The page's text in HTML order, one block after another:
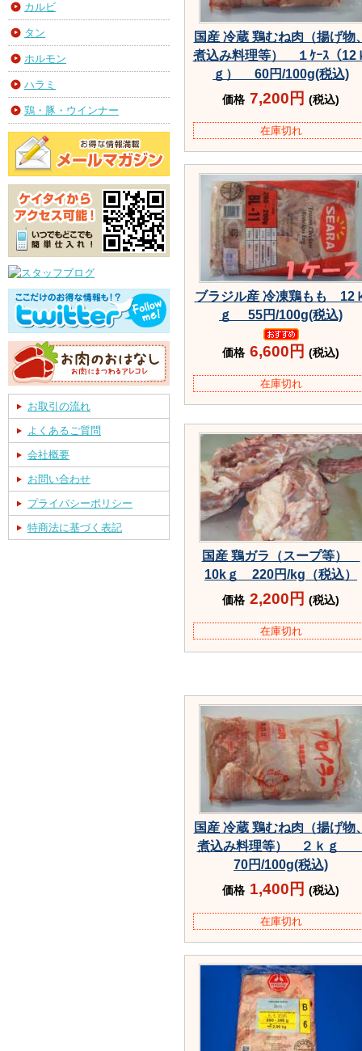
カルビ
タン
ホルモン
ハラミ
鶏・豚・ウインナー
お取引の流れ
よくあるご質問
会社概要
お問い合わせ
プライバシーポリシー
特商法に基づく表記
国産 冷蔵 鶏むね肉（揚げ物
煮込み料理等） １ｹｰｽ（12
ｇ） 60円/100g(税込)
価格 7,200円 (税込)
在庫切れ
ブラジル産 冷凍鶏もも 12
ｇ 55円/100g(税込)
価格 6,600円 (税込)
在庫切れ
国産 鶏ガラ（スープ等）
10kｇ 220円/kg（税込）
価格 2,200円 (税込)
在庫切れ
国産 冷蔵 鶏むね肉（揚げ物
煮込み料理等） ２ｋ
70円/100g(税込)
価格 1,400円 (税込)
在庫切れ